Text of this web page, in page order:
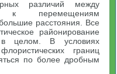
различий между
к перемещениям
расстояния. Все
районирование
целом. В условиях
границ
по более дробным